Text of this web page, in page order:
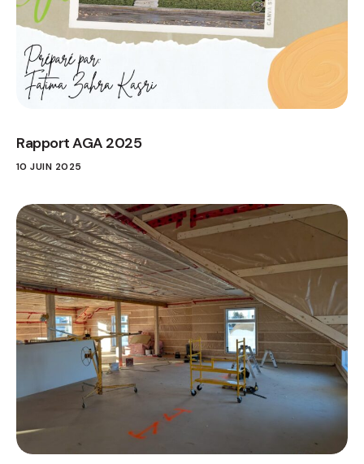
Rapport AGA 2025
10 JUIN 2025